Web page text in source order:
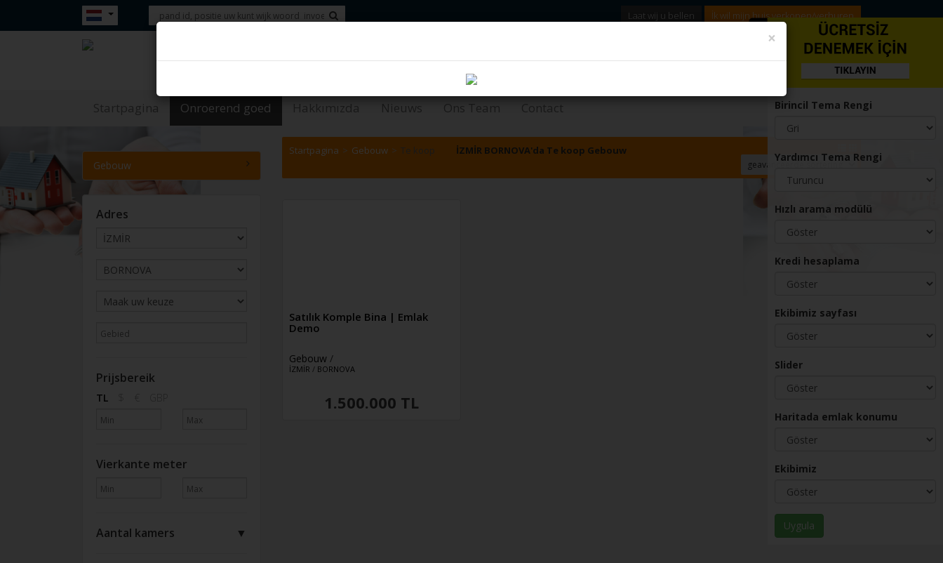
Birincil Tema Rengi
Yardımcı Tema Rengi
Hızlı arama modülü
Kredi hesaplama
Ekibimiz sayfası
Slider
Haritada emlak konumu
Ekibimiz
Laat wij u bellen İk wil mijn huis verkopen/verhuren
02321234567
2321234567
Startpagina Onroerend goed Hakkımızda Nieuws Ons Team Contact
Gebouw
Adres
Prijsbereik
TL
Vierkante meter
Aantal kamers ▼
Startpagina Gebouw Te koop İZMİR BORNOVA'da Te koop Gebouw
Satılık Komple Bina | Emlak
Demo
Gebouw /
İZMİR / BORNOVA
1.500.000 TL
×